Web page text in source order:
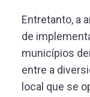
Entretanto, a
de
municípios
entre a
local que se